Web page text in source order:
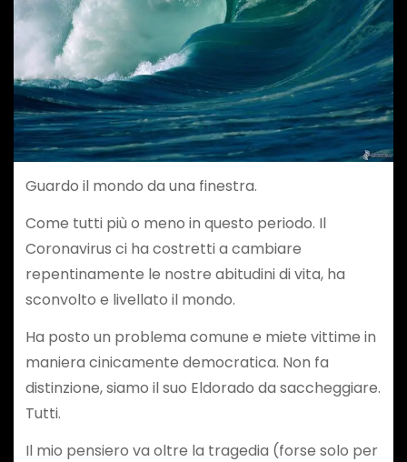
Guardo il mondo da una finestra.
Come tutti più o meno in questo periodo. Il
Coronavirus ci ha costretti a cambiare
repentinamente le nostre abitudini di vita, ha
sconvolto e livellato il mondo.
Ha posto un problema comune e miete vittime in
maniera cinicamente democratica. Non fa
distinzione, siamo il suo Eldorado da saccheggiare.
Tutti.
Il mio pensiero va oltre la tragedia (forse solo per